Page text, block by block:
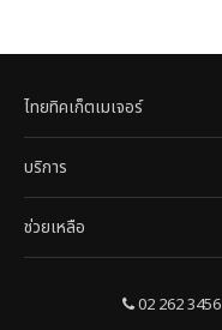
ไทยทิคเก็ตเมเจอร์
บริการ
ช่วยเหลือ
02 262 3456